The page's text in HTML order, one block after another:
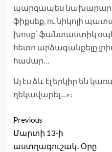
պարզապես նախարարի
ֆիքսեք, ու նիկոլի
խոսք՝ ֆանտաստիկ
հետո արձագանքելը
համար…
Այ էս ձև էլ երկիր են
ղեկավարել…»։
Previous
Մարտի 13-ի
աստղագուշակ․ Օրը